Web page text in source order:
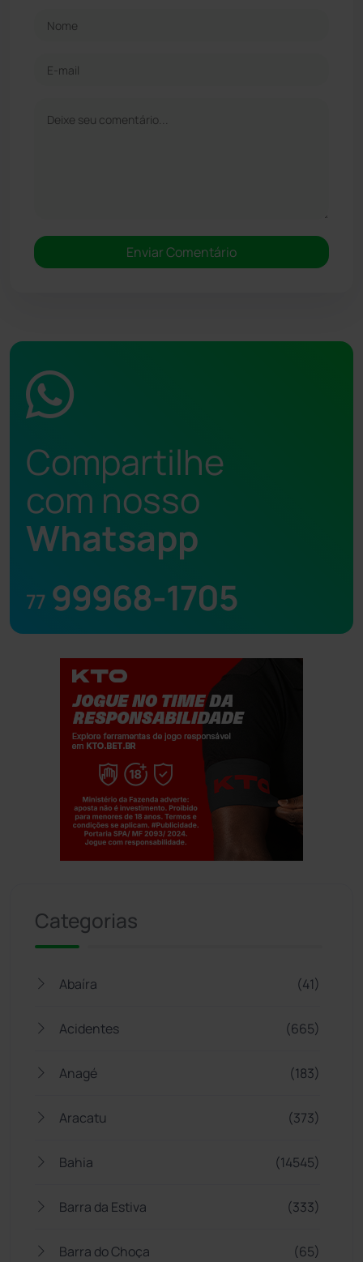
Compartilhe
com nosso
Whatsapp
77 99968-1705
Categorias
Abaíra (41)
Acidentes (665)
Anagé (183)
Aracatu (373)
Bahia (14545)
Barra da Estiva (333)
Barra do Choça (65)